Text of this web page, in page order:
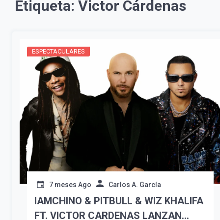
Etiqueta: Victor Cárdenas
ESPECTACULARES
7 meses Ago Carlos A. García
IAMCHINO & PITBULL & WIZ KHALIFA
FT. VICTOR CARDENAS LANZAN